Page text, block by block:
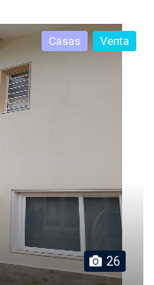
Casas Venta
26